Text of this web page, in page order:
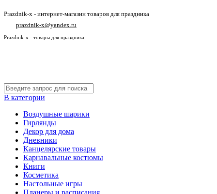
Prazdnik-x - интернет-магазин товаров для праздника
prazdnik-x@yandex.ru
Prazdnik-x - товары для праздника
В категории
Воздушные шарики
Гирлянды
Декор для дома
Дневники
Канцелярские товары
Карнавальные костюмы
Книги
Косметика
Настольные игры
Планеры и расписания